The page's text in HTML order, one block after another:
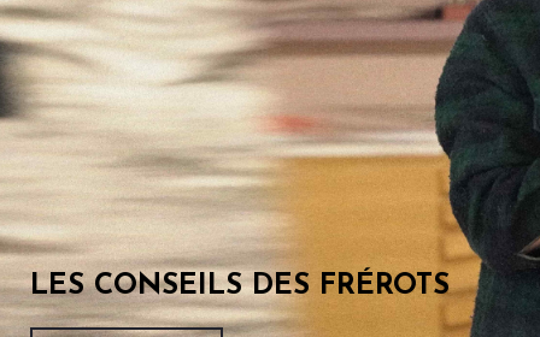
LES CONSEILS DES FRÉROTS